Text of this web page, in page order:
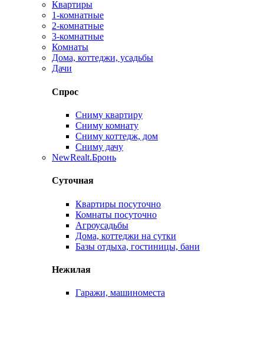
Квартиры
1-комнатные
2-комнатные
3-комнатные
Комнаты
Дома, коттеджи, усадьбы
Дачи
Спрос
Сниму квартиру
Сниму комнату
Сниму коттедж, дом
Сниму дачу
NewRealt.Бронь
Суточная
Квартиры посуточно
Комнаты посуточно
Агроусадьбы
Дома, коттеджи на сутки
Базы отдыха, гостиницы, бани
Нежилая
Гаражи, машиноместа